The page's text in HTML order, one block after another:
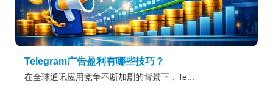
Telegram广告盈利有哪些技巧？
在全球通讯应用竞争不断加剧的背景下，Te...